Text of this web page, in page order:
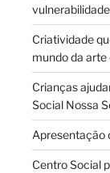
vulnerabilidade
Criatividade
mundo da
Crianças
Social Nossa
Apresentação
Centro Social